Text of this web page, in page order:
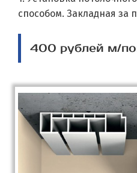
способом. Закладная за
400 рублей м/